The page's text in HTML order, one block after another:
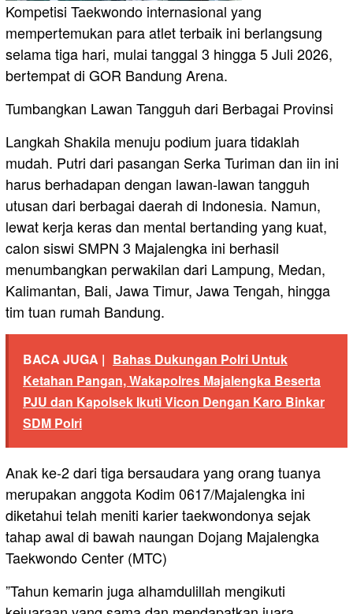
​Kompetisi Taekwondo internasional yang
mempertemukan para atlet terbaik ini berlangsung
selama tiga hari, mulai tanggal 3 hingga 5 Juli 2026,
bertempat di GOR Bandung Arena.
​Tumbangkan Lawan Tangguh dari Berbagai Provinsi
​Langkah Shakila menuju podium juara tidaklah
mudah. Putri dari pasangan Serka Turiman dan iin ini
harus berhadapan dengan lawan-lawan tangguh
utusan dari berbagai daerah di Indonesia. Namun,
lewat kerja keras dan mental bertanding yang kuat,
calon siswi SMPN 3 Majalengka ini berhasil
menumbangkan perwakilan dari Lampung, Medan,
Kalimantan, Bali, Jawa Timur, Jawa Tengah, hingga
tim tuan rumah Bandung.
BACA JUGA | Bahas Dukungan Polri Untuk
Ketahan Pangan, Wakapolres Majalengka Beserta
PJU dan Kapolsek Ikuti Vicon Dengan Karo Binkar
SDM Polri
​Anak ke-2 dari tiga bersaudara yang orang tuanya
merupakan anggota Kodim 0617/Majalengka ini
diketahui telah meniti karier taekwondonya sejak
tahap awal di bawah naungan Dojang Majalengka
Taekwondo Center (MTC)
​”Tahun kemarin juga alhamdulillah mengikuti